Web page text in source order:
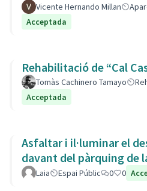
Vicente Hernando Millan
Acceptada
Rehabilitació de “Cal
Tomàs Cachinero Tamayo
Acceptada
Asfaltar i il·luminar el
davant del pàrquing de
Laia Espai Públic 0 0